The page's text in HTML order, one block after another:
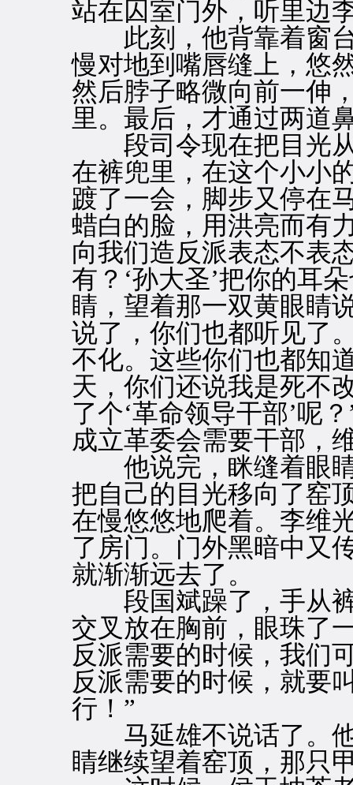
站在囚室门外，听里
此刻，他背靠着窗台
慢对地到嘴唇缝上，悠
然后脖子略微向前一伸
里。最后，才通过两道
段司令现在把目光从
在裤兜里，在这个小小
踱了一会，脚步又停在
蜡白的脸，用洪亮而有
向我们造反派表态不表
有？‘孙大圣’把你的耳
睛，望着那一双黄眼睛
说了，你们也都听见了
不化。这些你们也都知
天，你们还说我是死不
了个‘革命领导干部’呢
成立革委会需要干部，
他说完，眯缝着眼睛
把自己的目光移向了窑
在慢悠悠地爬着。李维
了房门。门外黑暗中又
就渐渐远去了。
段国斌躁了，手从裤
交叉放在胸前，眼珠了
反派需要的时候，我们
反派需要的时候，就要
行！”
马延雄不说话了。他
睛继续望着窑顶，那只